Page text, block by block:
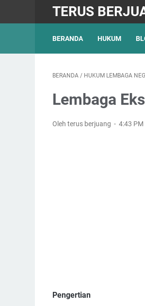
TERUS
BERANDA HUKUM
BERANDA / HUKUM LEMBAGA
Lembaga
Oleh terus berjuang 4:43 PM
Pengertian